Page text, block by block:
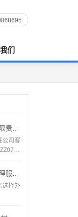
们
客
公司客
外
选择外